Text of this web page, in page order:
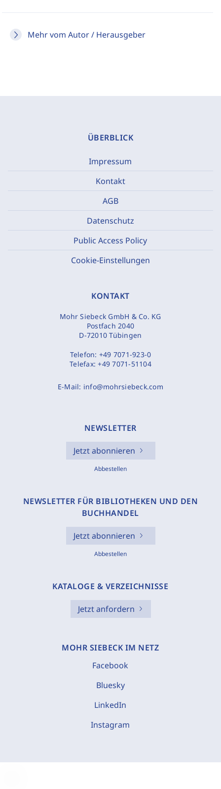
Mehr vom Autor / Herausgeber
ÜBERBLICK
Impressum
Kontakt
AGB
Datenschutz
Public Access Policy
Cookie-Einstellungen
KONTAKT
Mohr Siebeck GmbH & Co. KG
Postfach 2040
D-72010 Tübingen
Telefon: +49 7071-923-0
Telefax:+49 7071-51104
E-Mail: info@mohrsiebeck.com
NEWSLETTER
Jetzt abonnieren
Abbestellen
NEWSLETTER FÜR BIBLIOTHEKEN UND DEN
BUCHHANDEL
Jetzt abonnieren
Abbestellen
KATALOGE & VERZEICHNISSE
Jetzt anfordern
MOHR SIEBECK IM NETZ
Facebook
Bluesky
LinkedIn
Instagram